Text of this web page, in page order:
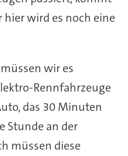
wird es noch eine
wir es
Rennfahrzeuge
das 30 Minuten
Stunde an der
müssen diese